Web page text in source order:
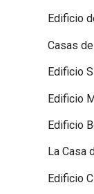
Edificio
Casas
Edificio
Edificio
Edificio
La Casa
Edificio